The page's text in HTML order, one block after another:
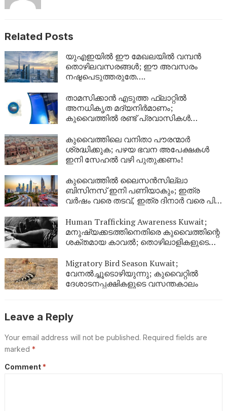
Related Posts
യുഎഇയിൽ ഈ മേഖലയിൽ വമ്പൻ
തൊഴിലവസരങ്ങൾ; ഈ അവസരം
നഷ്ടപെടുത്തരുതേ….
താമസിക്കാൻ എടുത്ത ഫ്ലാറ്റിൽ
അനധികൃത മദ്യനിർമാണം;
കുവൈത്തിൽ രണ്ട് പ്രവാസികൾ
കുവൈത്തിലെ വനിതാ പൗരന്മാർ
ശ്രദ്ധിക്കുക; പഴയ ഭവന അപേക്ഷകൾ
ഇനി സേഹൽ വഴി പുതുക്കണം!
കുവൈത്തിൽ ലൈസൻസില്ലാ
ബിസിനസ് ഇനി പണിയാകും; ഇത്ര
വർഷം വരെ തടവ്, ഇത്ര ദിനാർ വരെ പിഴ,
Human Trafficking Awareness Kuwait;
മനുഷ്യക്കടത്തിനെതിരെ കുവൈത്തിന്റെ
ശക്തമായ കാവൽ; തൊഴിലാളികളുടെ
Migratory Bird Season Kuwait;
വേനൽച്ചൂടൊഴിയുന്നു; കുവൈറ്റിൽ
ദേശാടനപ്പക്ഷികളുടെ വസന്തകാലം
Leave a Reply
Your email address will not be published. Required fields are
marked *
Comment *